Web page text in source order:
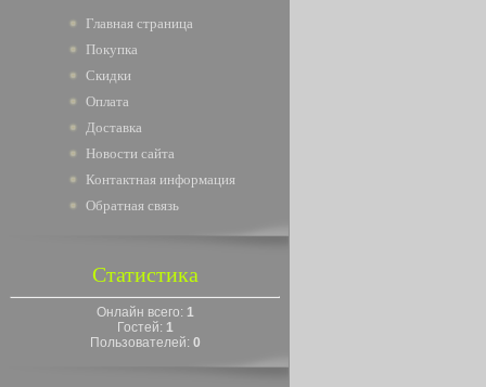
Главная страница
Покупка
Скидки
Оплата
Доставка
Новости сайта
Контактная информация
Обратная связь
Статистика
Онлайн всего: 1
Гостей: 1
Пользователей: 0